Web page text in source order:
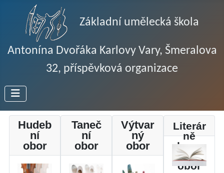
Základní umělecká škola
Antonína Dvořáka Karlovy Vary, Šmeralova
32, příspěvková organizace
Hudeb
ní
obor
Taneč
ní
obor
Výtvar
ný
obor
Literár
ně
drama
tický
obor